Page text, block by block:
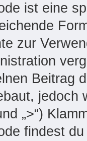
ist eine
zur
Beitrag
jedoch
„>“)
findest